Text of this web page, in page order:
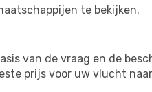
te bekijken.
van de vraag en de
prijs voor uw vlucht